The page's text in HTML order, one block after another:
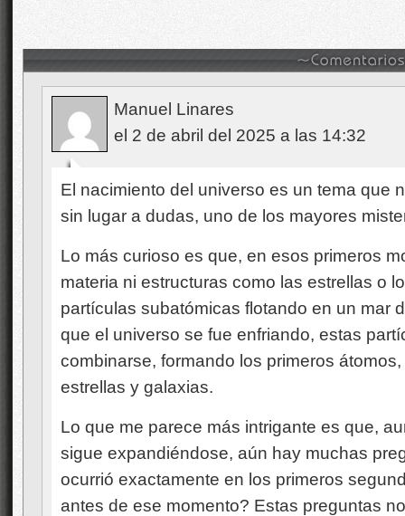
Manuel Linares
el 2 de abril del 2025 a las 14:32
El nacimiento del universo es un tema que
sin lugar a dudas, uno de los mayores
Lo más curioso es que, en esos primeros
materia ni estructuras como las estrellas o
partículas subatómicas flotando en un mar
que el universo se fue enfriando, estas
combinarse, formando los primeros
estrellas y galaxias.
Lo que me parece más intrigante es que,
sigue expandiéndose, aún hay muchas
ocurrió exactamente en los primeros
antes de ese momento? Estas preguntas